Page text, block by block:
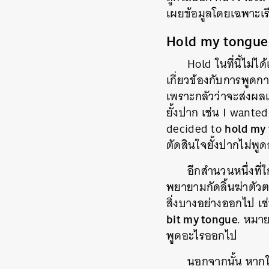
เผยข้อมูลโดยเฉพา
Hold my tongue
Hold ในที่นี้ไม่ไ
เกี่ยวข้องกับการพูด
เพราะกลัวว่าจะส่งผ
ยั้งปาก เช่น I
decided tohold
ตัดสินใจยั้งปากไม่พู
อีกสำนวนหนึ่งที่
พยายามกัดลิ้นฆ่าตัว
สิ่งบางอย่างออกไป
bit my tongue. หมา
พูดอะไรออกไป
นอกจากนั้น หาก